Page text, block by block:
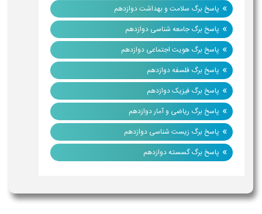
» پاسخ برگ سلامت و بهداشت دوازدهم
» پاسخ برگ جامعه شناسی دوازدهم
» پاسخ برگ هویت اجتماعی دوازدهم
» پاسخ برگ فلسفه دوازدهم
» پاسخ برگ فیزیک دوازدهم
» پاسخ برگ ریاضی و آمار دوازدهم
» پاسخ برگ زیست شناسی دوازدهم
» پاسخ برگ گسسته دوازدهم